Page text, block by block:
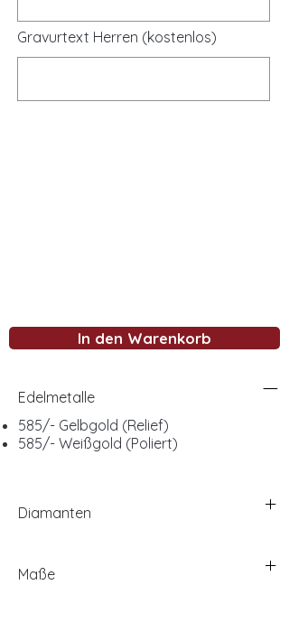
Gravurtext Herren (kostenlos)
In den Warenkorb
Edelmetalle
585/- Gelbgold (Relief)
585/- Weißgold (Poliert)
Diamanten
Maße